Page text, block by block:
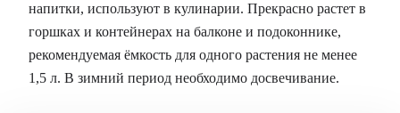
напитки, используют в кулинарии. Прекрасно растет в
горшках и контейнерах на балконе и подоконнике,
рекомендуемая ёмкость для одного растения не менее
1,5 л. В зимний период необходимо досвечивание.